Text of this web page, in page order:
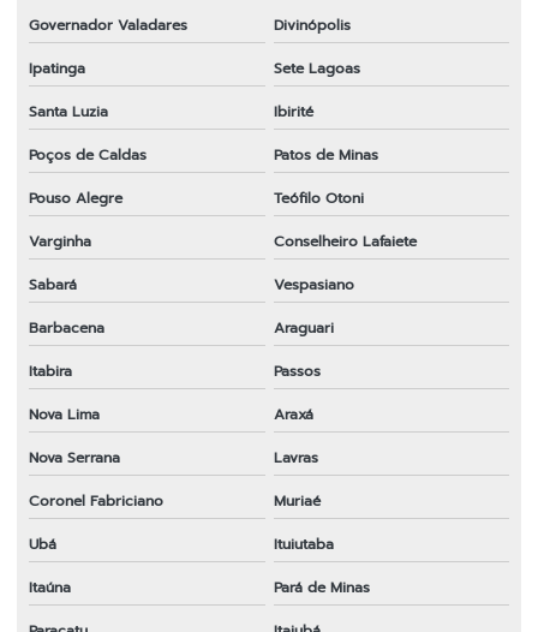
Governador Valadares
Divinópolis
Ipatinga
Sete Lagoas
Santa Luzia
Ibirité
Poços de Caldas
Patos de Minas
Pouso Alegre
Teófilo Otoni
Varginha
Conselheiro Lafaiete
Sabará
Vespasiano
Barbacena
Araguari
Itabira
Passos
Nova Lima
Araxá
Nova Serrana
Lavras
Coronel Fabriciano
Muriaé
Ubá
Ituiutaba
Itaúna
Pará de Minas